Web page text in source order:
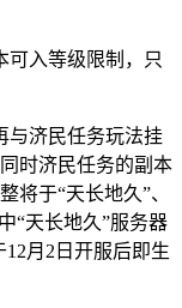
可入等级限制，只
与济民任务玩法挂
时济民任务的副本
将于“天长地久”、
“天长地久”服务器
月2日开服后即生